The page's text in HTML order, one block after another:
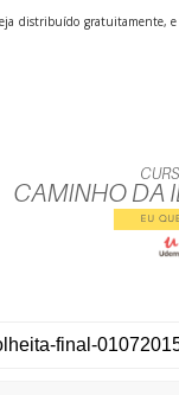
distribuído gratuitamente,